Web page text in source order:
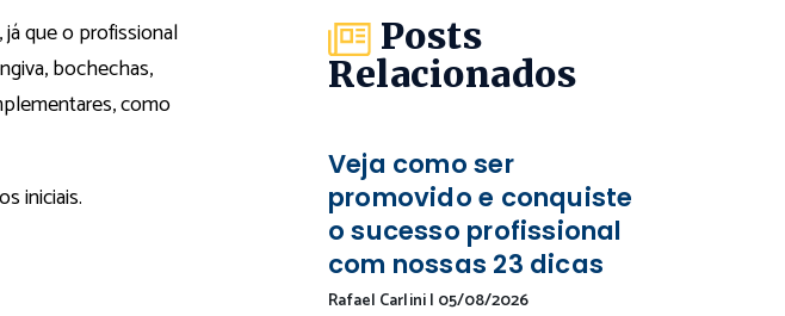
que o profissional
bochechas,
como
iniciais.
Posts
Relacionados
Veja como ser
promovido e conquiste
o sucesso profissional
com nossas 23 dicas
Rafael Carlini| 05/08/2026